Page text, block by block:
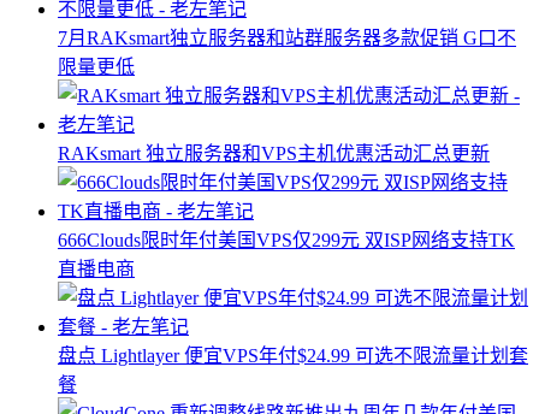
7月RAKsmart独立服务器和站群服务器多款促销 G口不
限量更低
RAKsmart 独立服务器和VPS主机优惠活动汇总更新
666Clouds限时年付美国VPS仅299元 双ISP网络支持TK
直播电商
盘点 Lightlayer 便宜VPS年付$24.99 可选不限流量计划套
餐